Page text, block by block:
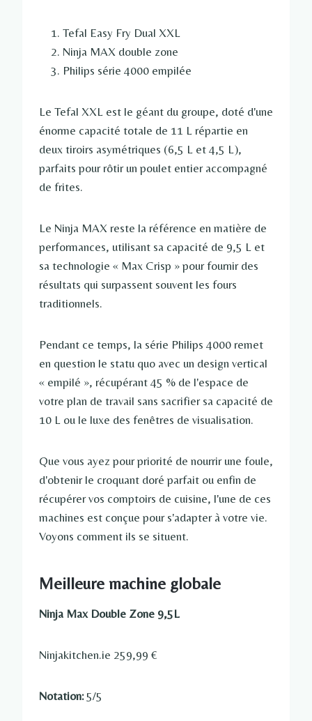
Tefal Easy Fry Dual XXL
Ninja MAX double zone
Philips série 4000 empilée
Le Tefal XXL est le géant du groupe, doté d'une
énorme capacité totale de 11 L répartie en
deux tiroirs asymétriques (6,5 L et 4,5 L),
parfaits pour rôtir un poulet entier accompagné
de frites.
Le Ninja MAX reste la référence en matière de
performances, utilisant sa capacité de 9,5 L et
sa technologie « Max Crisp » pour fournir des
résultats qui surpassent souvent les fours
traditionnels.
Pendant ce temps, la série Philips 4000 remet
en question le statu quo avec un design vertical
« empilé », récupérant 45 % de l'espace de
votre plan de travail sans sacrifier sa capacité de
10 L ou le luxe des fenêtres de visualisation.
Que vous ayez pour priorité de nourrir une foule,
d'obtenir le croquant doré parfait ou enfin de
récupérer vos comptoirs de cuisine, l'une de ces
machines est conçue pour s'adapter à votre vie.
Voyons comment ils se situent.
Meilleure machine globale
Ninja Max Double Zone 9,5L
Ninjakitchen.ie 259,99 €
Notation: 5/5